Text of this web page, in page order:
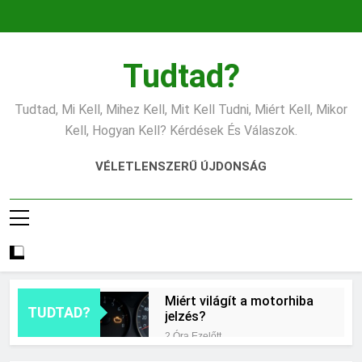
Tudtad?
Tudtad, Mi Kell, Mihez Kell, Mit Kell Tudni, Miért Kell, Mikor
Kell, Hogyan Kell? Kérdések És Válaszok.
VÉLETLENSZERŰ ÚJDONSÁG
TUDTAD?
Miért világít a motorhiba
jelzés?
2 Óra Ezelőtt